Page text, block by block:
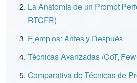
La Anatomía de un Prompt
RTCFR)
Ejemplos: Antes y Después
Técnicas Avanzadas (CoT,
Comparativa de Técnicas de